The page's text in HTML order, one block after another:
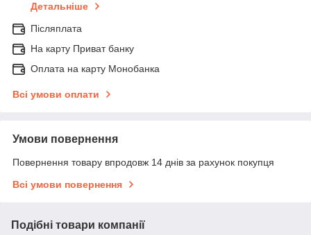
Детальніше
Післяплата
На карту Приват банку
Оплата на карту Монобанка
Всі умови оплати
Умови повернення
Повернення товару впродовж 14 днів за рахунок покупця
Всі умови повернення
Подібні товари компанії